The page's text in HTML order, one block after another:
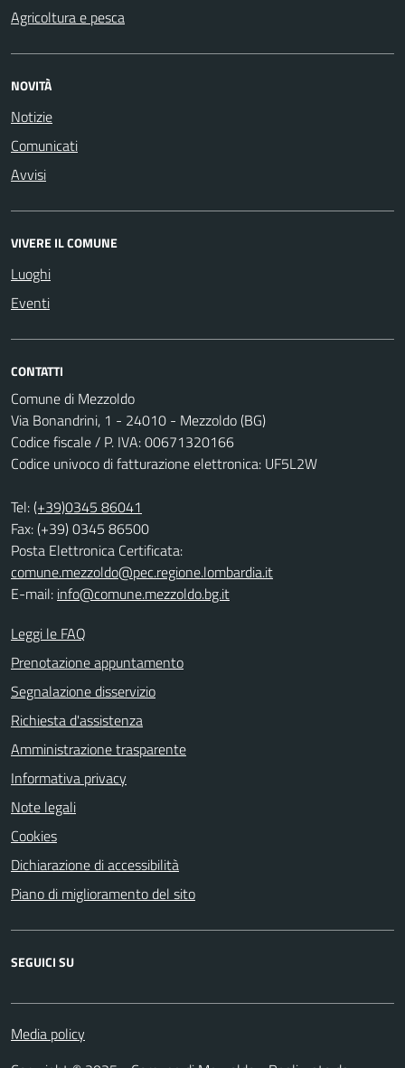
Agricoltura e pesca
NOVITÀ
Notizie
Comunicati
Avvisi
VIVERE IL COMUNE
Luoghi
Eventi
CONTATTI
Comune di Mezzoldo
Via Bonandrini, 1 - 24010 - Mezzoldo (BG)
Codice fiscale / P. IVA: 00671320166
Codice univoco di fatturazione elettronica: UF5L2W
Tel:(+39)0345 86041
Fax: (+39) 0345 86500
Posta Elettronica Certificata:
comune.mezzoldo@pec.regione.lombardia.it
E-mail: info@comune.mezzoldo.bg.it
Leggi le FAQ
Prenotazione appuntamento
Segnalazione disservizio
Richiesta d'assistenza
Amministrazione trasparente
Informativa privacy
Note legali
Cookies
Dichiarazione di accessibilità
Piano di miglioramento del sito
SEGUICI SU
Media policy